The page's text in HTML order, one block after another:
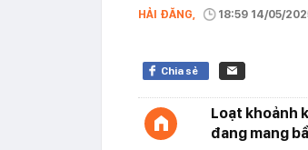
HẢI ĐĂNG, 18:59 14/05/
Chia sẻ
Loạt khoảnh
đang mang